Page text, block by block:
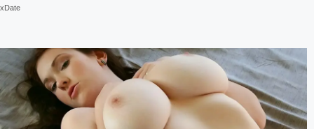
xDate